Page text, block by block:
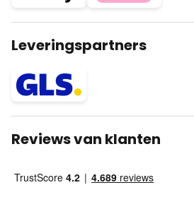
Leveringspartners
Reviews van klanten